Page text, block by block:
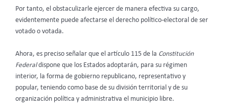
Por tanto, el obstaculizarle ejercer de manera efectiva su cargo,
evidentemente puede afectarse el derecho político-electoral de ser
votado o votada.
Ahora, es preciso señalar que el artículo 115 de la Constitución
Federaldispone que los Estados adoptarán, para su régimen
interior, la forma de gobierno republicano, representativo y
popular, teniendo como base de su división territorial y de su
organización política y administrativa el municipio libre.